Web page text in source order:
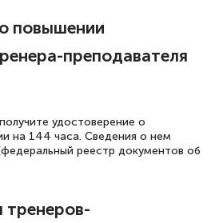
огромное
литературы,
доступно на время
удобная система
не возникло ни на
повышении
преподавателя
удостоверение о
на 144 часа. Сведения о нем
реестр документов об
тренеров-